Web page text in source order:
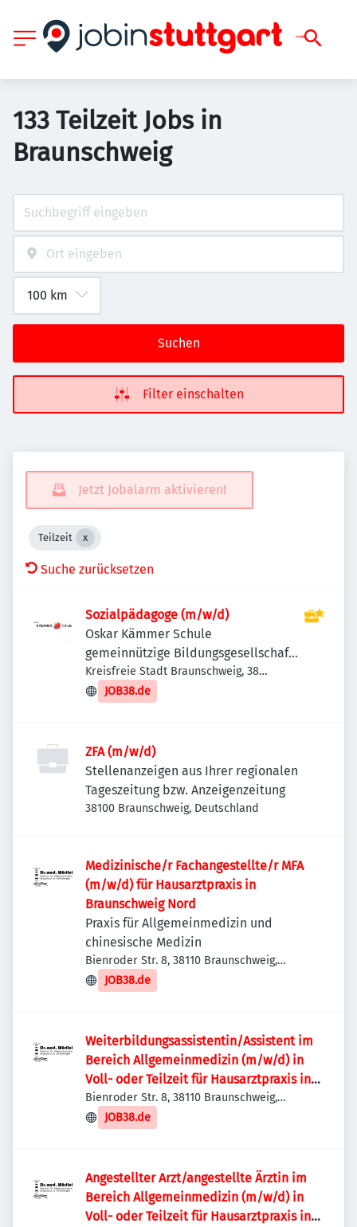
133 Teilzeit Jobs in
Braunschweig
Suchen
Filter einschalten
Jetzt Jobalarm aktivieren!
Teilzeit
Suche zurücksetzen
Sozialpädagoge (m/w/d)
Oskar Kämmer Schule
gemeinnützige Bildungsgesellschaft
mbH
Kreisfreie Stadt Braunschweig, 38
Braunschweig, Deutschland
JOB38.de
ZFA (m/w/d)
Stellenanzeigen aus Ihrer regionalen
Tageszeitung bzw. Anzeigenzeitung
38100 Braunschweig, Deutschland
Medizinische/r Fachangestellte/r MFA
(m/w/d) für Hausarztpraxis in
Braunschweig Nord
Praxis für Allgemeinmedizin und
chinesische Medizin
Bienroder Str. 8, 38110 Braunschweig,
Deutschland
JOB38.de
Weiterbildungsassistentin/Assistent im
Bereich Allgemeinmedizin (m/w/d) in
Voll- oder Teilzeit für Hausarztpraxis in
Braunschweig Nord
Bienroder Str. 8, 38110 Braunschweig,
Deutschland
JOB38.de
Angestellter Arzt/angestellte Ärztin im
Bereich Allgemeinmedizin (m/w/d) in
Voll- oder Teilzeit für Hausarztpraxis in